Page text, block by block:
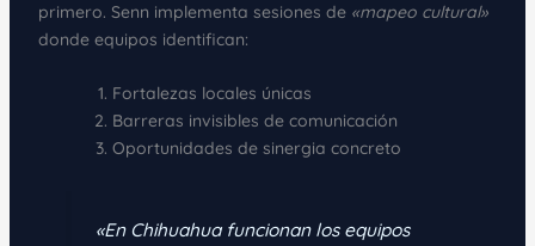
primero. Senn implementa sesiones de «mapeo cultural»
donde equipos identifican:
Fortalezas locales únicas
Barreras invisibles de comunicación
Oportunidades de sinergia concreto
«En Chihuahua funcionan los equipos